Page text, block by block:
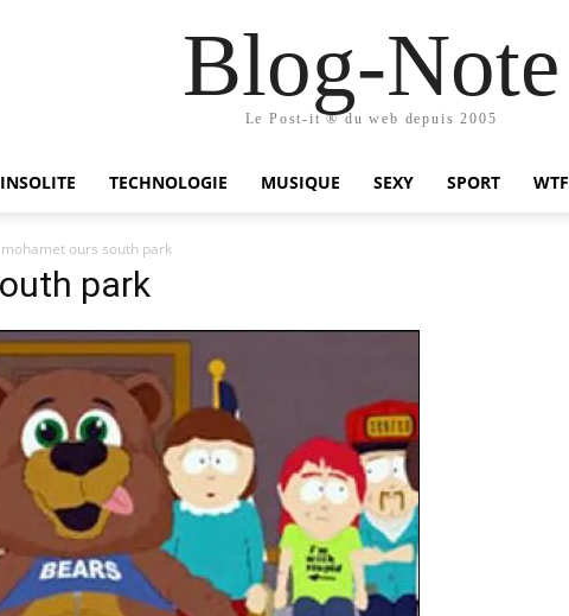
Blog-Note
Le Post-it ® du web depuis 2005
INSOLITE TECHNOLOGIE MUSIQUE SEXY SPORT WTF
mohamet ours south park
park